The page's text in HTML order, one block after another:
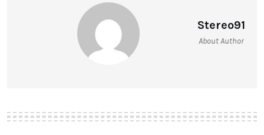
Stereo91
About Author